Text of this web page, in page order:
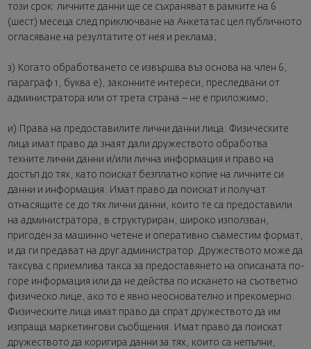
този срок: личните данни ще се съхраняват в рамките на 6
(шест) месеца след приключване на Анкетатас цел публичното
огласяване на резултатите от нея и реклама;
з) Когато обработването се извършва въз основа на член 6,
параграф 1, буква е), законните интереси, преследвани от
администратора или от трета страна – не е приложимо;
и) Права на предоставилите лични данни лица: Физическите
лица имат право да знаят дали дружеството обработва
техните лични данни и/или лична информация и право на
достъп до тях, като поискат безплатно копие на личните си
данни и информация. Имат право да поискат и получат
отнасящите се до тях лични данни, които те са предоставили
на администратора, в структуриран, широко използван,
пригоден за машинно четене и оперативно съвместим формат,
и да ги предават на друг администратор. Дружеството може да
таксува с приемлива такса за предоставянето на описаната по-
горе информация или да не действа по искането на съответно
физическо лице, ако то е явно неоснователно и прекомерно.
Физическите лица имат право да спрат дружеството да им
изпраща маркетингови съобщения. Имат право да поискат
дружеството да коригира данни за тях, които са непълни,